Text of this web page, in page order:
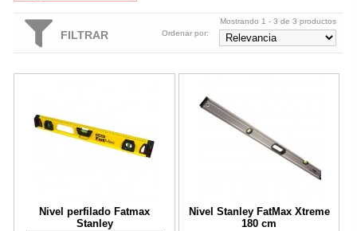
FILTRAR
Mostrando 1 - 3 de 3 productos
Ordenar por:
Nivel perfilado Fatmax
Stanley
Nivel Stanley FatMax Xtreme
180 cm